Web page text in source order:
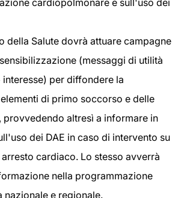
della Salute dovrà attuare campagne
(messaggi di utilità
per diffondere la
di primo soccorso e delle
provvedendo altresì a informare in
dei DAE in caso di intervento su
cardiaco. Lo stesso avverrà
nella programmazione
e regionale.